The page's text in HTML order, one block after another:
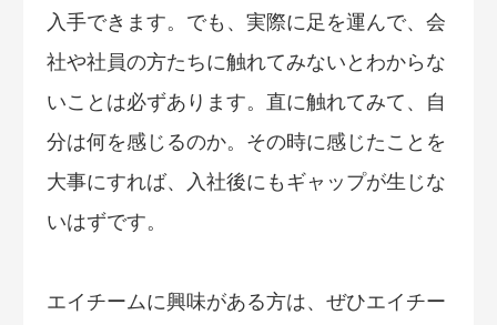
入手できます。でも、実際に足を運んで、会
社や社員の方たちに触れてみないとわからな
いことは必ずあります。直に触れてみて、自
分は何を感じるのか。その時に感じたことを
大事にすれば、入社後にもギャップが生じな
いはずです。
エイチームに興味がある方は、ぜひエイチー